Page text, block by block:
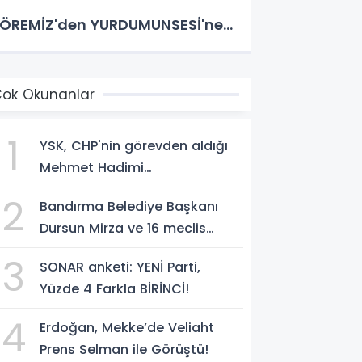
YURDUMUNSESİ'ne...
Okunanlar
1
YSK, CHP'nin görevden aldığı
Mehmet Hadimi
temsilcisi olarak atadı!
2
Bandırma Belediye Başkanı
Dursun Mirza ve 16 meclis
geçti!
3
SONAR anketi: YENİ Parti,
Yüzde 4 Farkla BİRİNCİ!
4
Erdoğan, Mekke’de Veliaht
Prens Selman ile Görüştü!